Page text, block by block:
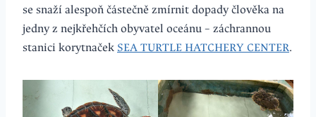
se snaží alespoň částečně zmírnit dopady člověka na
jedny z nejkřehčích obyvatel oceánu – záchrannou
stanici korytnaček SEA TURTLE HATCHERY CENTER.